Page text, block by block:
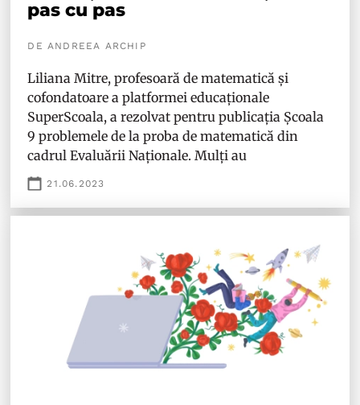
pas cu pas
DE ANDREEA ARCHIP
Liliana Mitre, profesoară de matematică și
cofondatoare a platformei educaționale
SuperScoala, a rezolvat pentru publicația Școala
9 problemele de la proba de matematică din
cadrul Evaluării Naționale. Mulți au
21.06.2023